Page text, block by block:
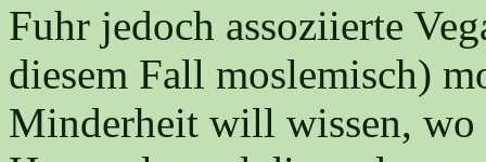
Fuhr jedoch assoziierte
diesem Fall moslemisch)
Minderheit will wissen, wo